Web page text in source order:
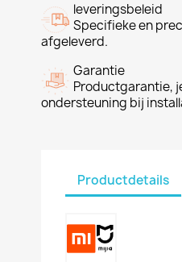
leveringsbeleid
Specifieke en
afgeleverd.
Garantie
Productgarantie,
ondersteuning bij
Productdetails